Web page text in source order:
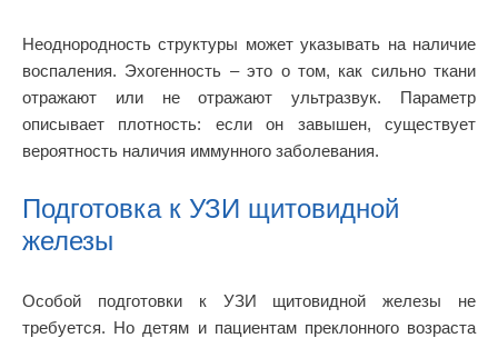
Неоднородность структуры может указывать на наличие
воспаления. Эхогенность – это о том, как сильно ткани
отражают или не отражают ультразвук. Параметр
описывает плотность: если он завышен, существует
вероятность наличия иммунного заболевания.
Подготовка к УЗИ щитовидной
железы
Особой подготовки к УЗИ щитовидной железы не
требуется. Но детям и пациентам преклонного возраста